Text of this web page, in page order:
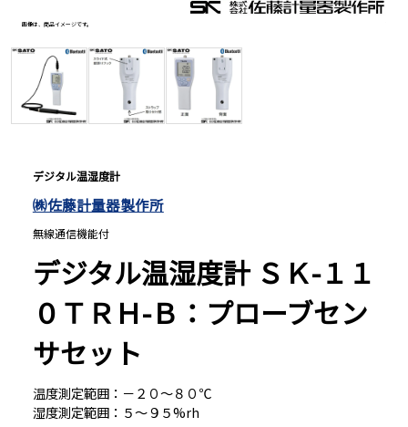
濃度・環境測定
色々な計測器
オプション
画像は、商品イメージです。
デジタル温湿度計
㈱佐藤計量器製作所
無線通信機能付
デジタル温湿度計 ＳＫ-１１
０ＴＲＨ-Ｂ：プローブセン
サセット
温度測定範囲：－２０～８０℃
湿度測定範囲：５～９５%rh